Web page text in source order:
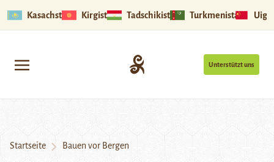
Kasachstan Kirgistan Tadschikistan Turkmenistan
Unterstützt uns
Startseite Bauen vor Bergen